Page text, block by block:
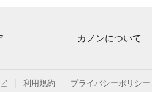
カノンについて
月額プラン
利用規約 プライバシーポリシー